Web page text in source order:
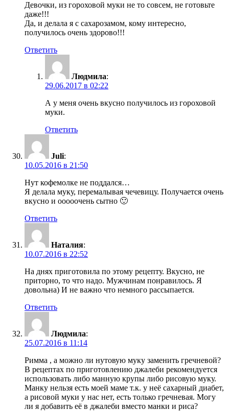
Девочки, из гороховой муки не то совсем, не готовьте
даже!!!
Да, и делала я с сахарозамом, кому интересно,
получилось очень здорово!!!
Ответить
Людмила:
29.06.2017 в 02:22
А у меня очень вкусно получилось из гороховой
муки.
Ответить
Juli:
10.05.2016 в 21:50
Нут кофемолке не поддался…
Я делала муку, перемалывая чечевицу. Получается очень
вкусно и ооооочень сытно 🙂
Ответить
Наталия:
10.07.2016 в 22:52
На днях приготовила по этому рецепту. Вкусно, не
приторно, то что надо. Мужчинам понравилось. Я
довольна) И не важно что немного рассыпается.
Ответить
Людмила:
25.07.2016 в 11:14
Римма , а можно ли нутовую муку заменить гречневой?
В рецептах по приготовлению джалеби рекомендуется
использовать либо манную крупы либо рисовую муку.
Манку нельзя есть моей маме т.к. у неё сахарный диабет,
а рисовой муки у нас нет, есть только гречневая. Могу
ли я добавить её в джалеби вместо манки и риса?